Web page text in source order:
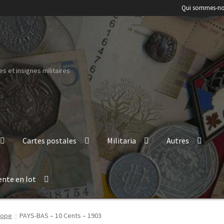
Qui sommes-
et insignes militaires
Cartes postales Militaria Autres
en lot
PAYS-BAS – 10 Cents – 1903